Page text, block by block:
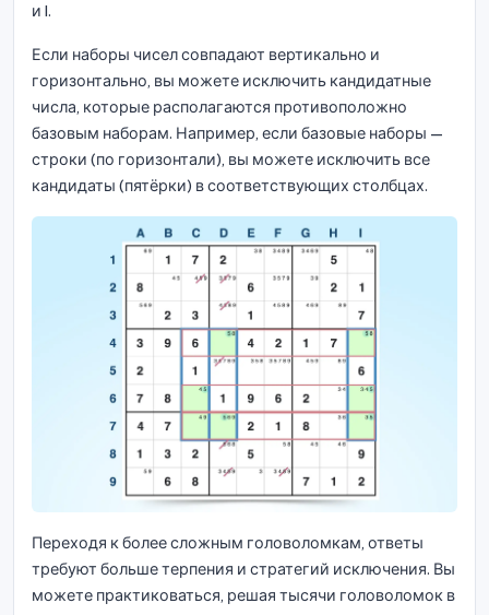
и I.
Если наборы чисел совпадают вертикально и
горизонтально, вы можете исключить кандидатные
числа, которые располагаются противоположно
базовым наборам. Например, если базовые наборы —
строки (по горизонтали), вы можете исключить все
кандидаты (пятёрки) в соответствующих столбцах.
Переходя к более сложным головоломкам, ответы
требуют больше терпения и стратегий исключения. Вы
можете практиковаться, решая тысячи головоломок в